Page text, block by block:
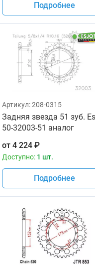
Подробнее
Артикул:208-0315
Задняя звезда 51 зуб.
50-32003-51 аналог
от 4 224₽
Доступно: 1 шт.
Подробнее